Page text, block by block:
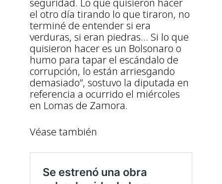
seguridad. Lo que quisieron hacer
el otro día tirando lo que tiraron, no
terminé de entender si era
verduras, si eran piedras… Si lo que
quisieron hacer es un Bolsonaro o
humo para tapar el escándalo de
corrupción, lo están arriesgando
demasiado”, sostuvo la diputada en
referencia a ocurrido el miércoles
en Lomas de Zamora.
Véase también